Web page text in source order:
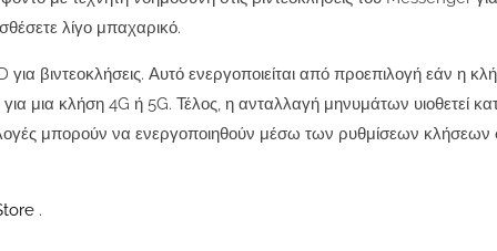
λίγο μπαχαρικό.
βιντεοκλήσεις. Αυτό ενεργοποιείται από προεπιλογή εάν η
μια κλήση 4G ή 5G. Τέλος, η ανταλλαγή μηνυμάτων υιοθετεί
μπορούν να ενεργοποιηθούν μέσω των ρυθμίσεων κλήσεων
.